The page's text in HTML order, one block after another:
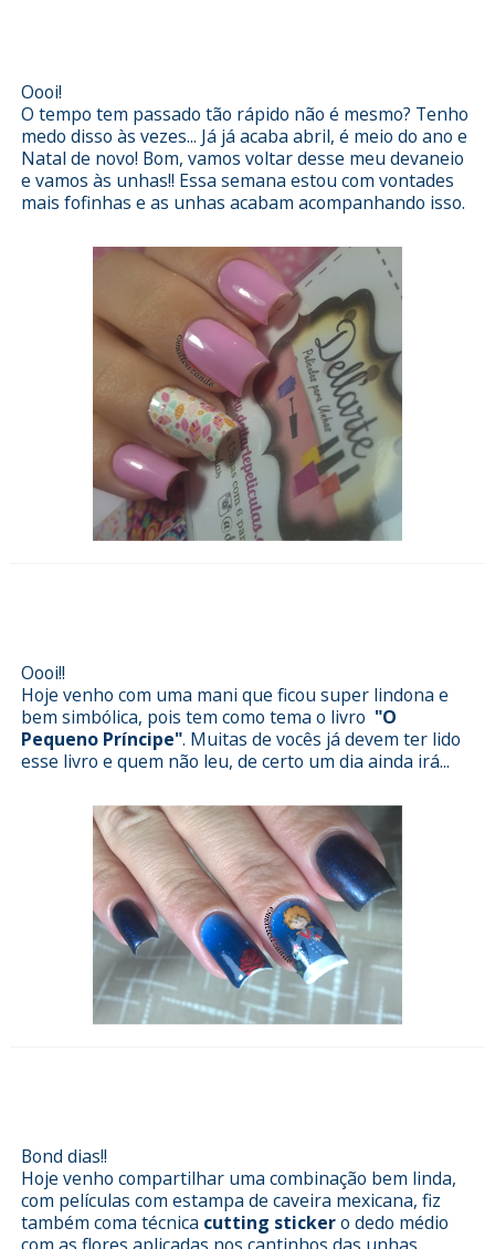
Oooi!
O tempo tem passado tão rápido não é mesmo? Tenho
medo disso às vezes... Já já acaba abril, é meio do ano e
Natal de novo! Bom, vamos voltar desse meu devaneio
e vamos às unhas!! Essa semana estou com vontades
mais fofinhas e as unhas acabam acompanhando isso.
Oooi!!
Hoje venho com uma mani que ficou super lindona e
bem simbólica, pois tem como tema o livro "O
Pequeno Príncipe". Muitas de vocês já devem ter lido
esse livro e quem não leu, de certo um dia ainda irá...
Bond dias!!
Hoje venho compartilhar uma combinação bem linda,
com películas com estampa de caveira mexicana, fiz
também coma técnica cutting stickero dedo médio